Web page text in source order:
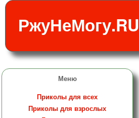
РжуНеМогу.RU
Меню
Приколы для всех
Приколы для взрослых